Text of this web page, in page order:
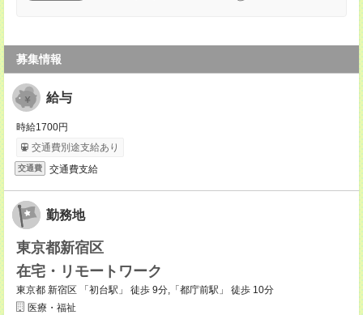
募集情報
給与
時給1700円
交通費別途支給あり
交通費 交通費支給
勤務地
東京都新宿区
在宅・リモートワーク
東京都 新宿区 「初台駅」 徒歩 9分,「都庁前駅」 徒歩 10分
医療・福祉